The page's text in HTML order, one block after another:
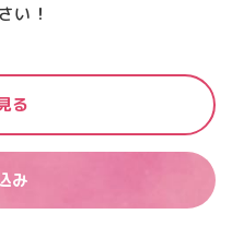
い！
る
み